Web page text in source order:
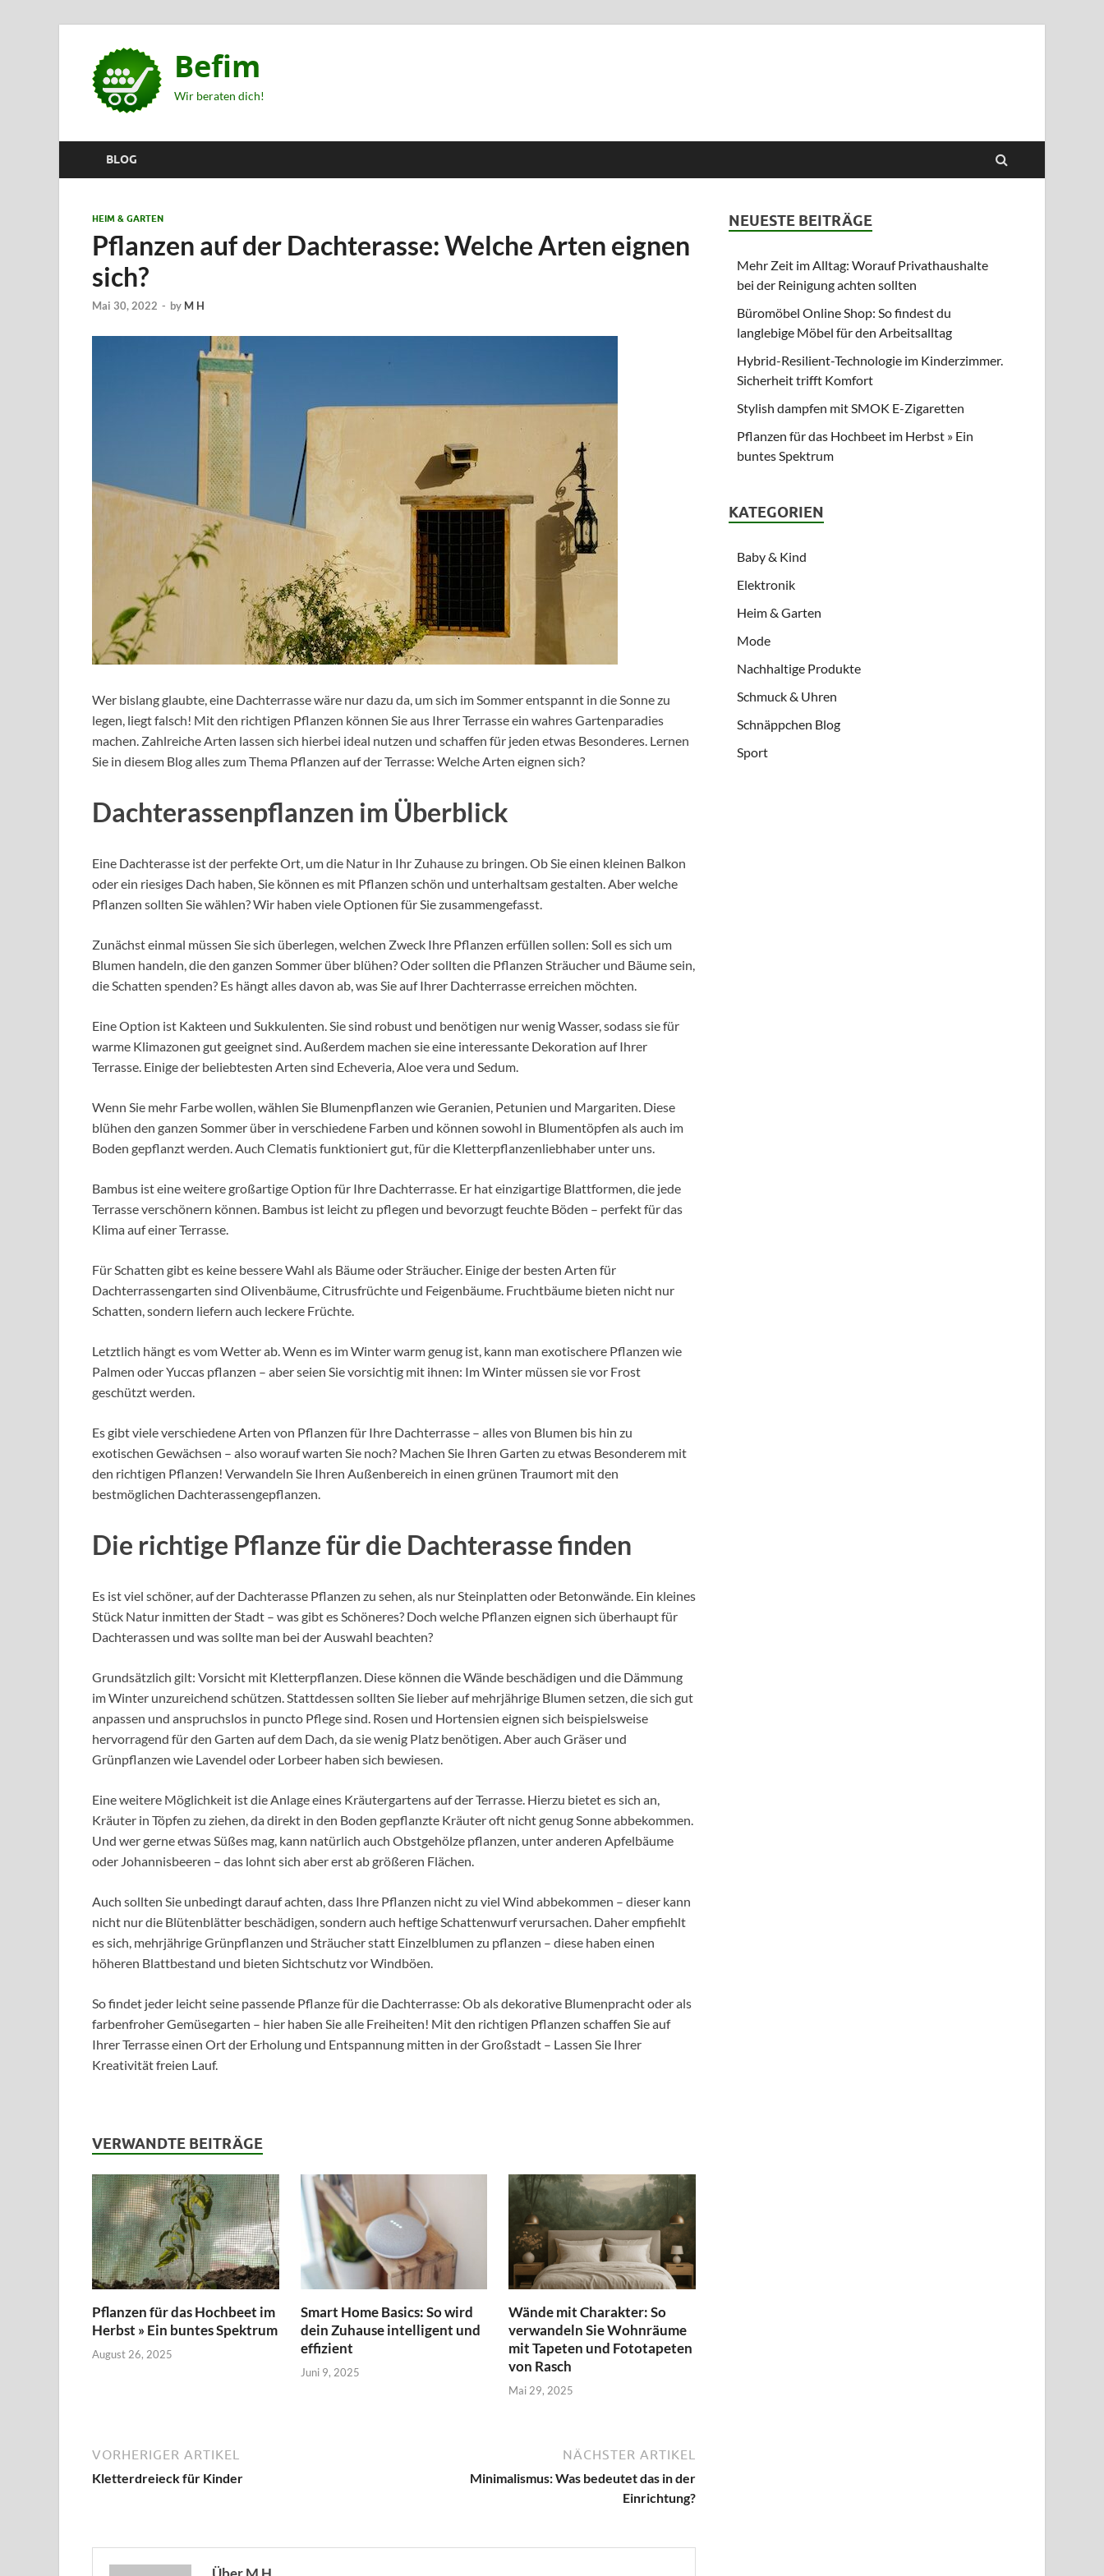
Befim
Wir beraten dich!
BLOG
HEIM & GARTEN
Pflanzen auf der Dachterasse: Welche Arten eignen
sich?
Mai 30, 2022 - by M H
Wer bislang glaubte, eine Dachterrasse wäre nur dazu da, um sich im Sommer entspannt in die Sonne zu
legen, liegt falsch! Mit den richtigen Pflanzen können Sie aus Ihrer Terrasse ein wahres Gartenparadies
machen. Zahlreiche Arten lassen sich hierbei ideal nutzen und schaffen für jeden etwas Besonderes. Lernen
Sie in diesem Blog alles zum Thema Pflanzen auf der Terrasse: Welche Arten eignen sich?
Dachterassenpflanzen im Überblick
Eine Dachterasse ist der perfekte Ort, um die Natur in Ihr Zuhause zu bringen. Ob Sie einen kleinen Balkon
oder ein riesiges Dach haben, Sie können es mit Pflanzen schön und unterhaltsam gestalten. Aber welche
Pflanzen sollten Sie wählen? Wir haben viele Optionen für Sie zusammengefasst.
Zunächst einmal müssen Sie sich überlegen, welchen Zweck Ihre Pflanzen erfüllen sollen: Soll es sich um
Blumen handeln, die den ganzen Sommer über blühen? Oder sollten die Pflanzen Sträucher und Bäume sein,
die Schatten spenden? Es hängt alles davon ab, was Sie auf Ihrer Dachterrasse erreichen möchten.
Eine Option ist Kakteen und Sukkulenten. Sie sind robust und benötigen nur wenig Wasser, sodass sie für
warme Klimazonen gut geeignet sind. Außerdem machen sie eine interessante Dekoration auf Ihrer
Terrasse. Einige der beliebtesten Arten sind Echeveria, Aloe vera und Sedum.
Wenn Sie mehr Farbe wollen, wählen Sie Blumenpflanzen wie Geranien, Petunien und Margariten. Diese
blühen den ganzen Sommer über in verschiedene Farben und können sowohl in Blumentöpfen als auch im
Boden gepflanzt werden. Auch Clematis funktioniert gut, für die Kletterpflanzenliebhaber unter uns.
Bambus ist eine weitere großartige Option für Ihre Dachterrasse. Er hat einzigartige Blattformen, die jede
Terrasse verschönern können. Bambus ist leicht zu pflegen und bevorzugt feuchte Böden – perfekt für das
Klima auf einer Terrasse.
Für Schatten gibt es keine bessere Wahl als Bäume oder Sträucher. Einige der besten Arten für
Dachterrassengarten sind Olivenbäume, Citrusfrüchte und Feigenbäume. Fruchtbäume bieten nicht nur
Schatten, sondern liefern auch leckere Früchte.
Letztlich hängt es vom Wetter ab. Wenn es im Winter warm genug ist, kann man exotischere Pflanzen wie
Palmen oder Yuccas pflanzen – aber seien Sie vorsichtig mit ihnen: Im Winter müssen sie vor Frost
geschützt werden.
Es gibt viele verschiedene Arten von Pflanzen für Ihre Dachterrasse – alles von Blumen bis hin zu
exotischen Gewächsen – also worauf warten Sie noch? Machen Sie Ihren Garten zu etwas Besonderem mit
den richtigen Pflanzen! Verwandeln Sie Ihren Außenbereich in einen grünen Traumort mit den
bestmöglichen Dachterassengepflanzen.
Die richtige Pflanze für die Dachterasse finden
Es ist viel schöner, auf der Dachterasse Pflanzen zu sehen, als nur Steinplatten oder Betonwände. Ein kleines
Stück Natur inmitten der Stadt – was gibt es Schöneres? Doch welche Pflanzen eignen sich überhaupt für
Dachterassen und was sollte man bei der Auswahl beachten?
Grundsätzlich gilt: Vorsicht mit Kletterpflanzen. Diese können die Wände beschädigen und die Dämmung
im Winter unzureichend schützen. Stattdessen sollten Sie lieber auf mehrjährige Blumen setzen, die sich gut
anpassen und anspruchslos in puncto Pflege sind. Rosen und Hortensien eignen sich beispielsweise
hervorragend für den Garten auf dem Dach, da sie wenig Platz benötigen. Aber auch Gräser und
Grünpflanzen wie Lavendel oder Lorbeer haben sich bewiesen.
Eine weitere Möglichkeit ist die Anlage eines Kräutergartens auf der Terrasse. Hierzu bietet es sich an,
Kräuter in Töpfen zu ziehen, da direkt in den Boden gepflanzte Kräuter oft nicht genug Sonne abbekommen.
Und wer gerne etwas Süßes mag, kann natürlich auch Obstgehölze pflanzen, unter anderen Apfelbäume
oder Johannisbeeren – das lohnt sich aber erst ab größeren Flächen.
Auch sollten Sie unbedingt darauf achten, dass Ihre Pflanzen nicht zu viel Wind abbekommen – dieser kann
nicht nur die Blütenblätter beschädigen, sondern auch heftige Schattenwurf verursachen. Daher empfiehlt
es sich, mehrjährige Grünpflanzen und Sträucher statt Einzelblumen zu pflanzen – diese haben einen
höheren Blattbestand und bieten Sichtschutz vor Windböen.
So findet jeder leicht seine passende Pflanze für die Dachterrasse: Ob als dekorative Blumenpracht oder als
farbenfroher Gemüsegarten – hier haben Sie alle Freiheiten! Mit den richtigen Pflanzen schaffen Sie auf
Ihrer Terrasse einen Ort der Erholung und Entspannung mitten in der Großstadt – Lassen Sie Ihrer
Kreativität freien Lauf.
VERWANDTE BEITRÄGE
Pflanzen für das Hochbeet im
Herbst » Ein buntes Spektrum
August 26, 2025
Smart Home Basics: So wird
dein Zuhause intelligent und
effizient
Juni 9, 2025
Wände mit Charakter: So
verwandeln Sie Wohnräume
mit Tapeten und Fototapeten
von Rasch
Mai 29, 2025
VORHERIGER ARTIKEL
Kletterdreieck für Kinder
NÄCHSTER ARTIKEL
Minimalismus: Was bedeutet das in der
Einrichtung?
NEUESTE BEITRÄGE
Mehr Zeit im Alltag: Worauf Privathaushalte
bei der Reinigung achten sollten
Büromöbel Online Shop: So findest du
langlebige Möbel für den Arbeitsalltag
Hybrid-Resilient-Technologie im Kinderzimmer.
Sicherheit trifft Komfort
Stylish dampfen mit SMOK E-Zigaretten
Pflanzen für das Hochbeet im Herbst » Ein
buntes Spektrum
KATEGORIEN
Baby & Kind
Elektronik
Heim & Garten
Mode
Nachhaltige Produkte
Schmuck & Uhren
Schnäppchen Blog
Sport